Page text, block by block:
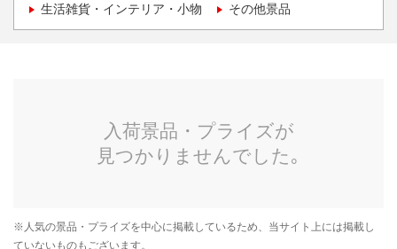
生活雑貨・インテリア・小物 その他景品